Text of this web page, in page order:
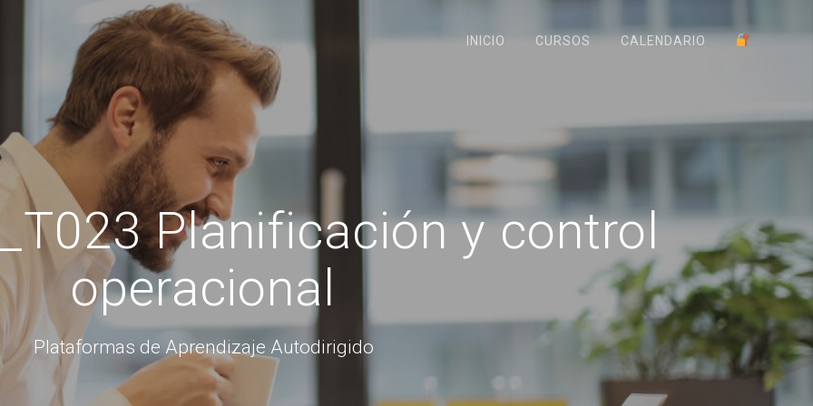
INICIO CURSOS CALENDARIO
Planificación y control
operacional
Plataformas de Aprendizaje Autodirigido